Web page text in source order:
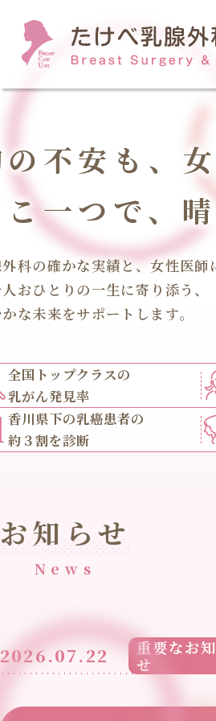
不安も、
一つで、
科の確かな実績と、女性医師
おひとりの一生に寄り添う、
な未来をサポートします。
全国トップクラスの
乳がん発見率
香川県下の乳癌患者の
約３割を診断
お知らせ
News
2026.07.22
重要なお
せ